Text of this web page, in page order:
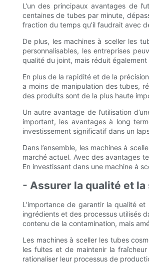
L’un des principaux avantages de
centaines de tubes par minute,
fraction du temps qu’il faudrait avec
De plus, les machines à sceller les
personnalisables, les entreprises
qualité du joint, mais réduit
En plus de la rapidité et de la
a moins de manipulation des tubes,
des produits sont de la plus haute
Un autre avantage de l’utilisation
important, les avantages à long
investissement significatif dans un
Dans l’ensemble, les machines à
marché actuel. Avec des avantages
En investissant dans une machine à
- Assurer la qualité et
L'importance de garantir la qualité
ingrédients et des processus utilisés
contenu de la contamination, mais
Les machines à sceller les tubes
les fuites et de maintenir la
rationaliser leur processus de